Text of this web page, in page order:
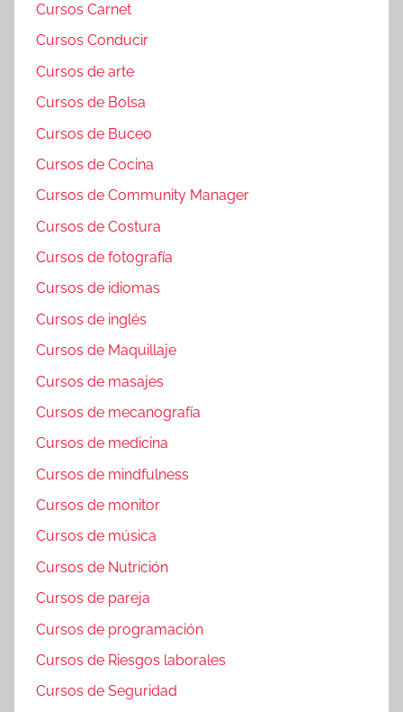
Cursos Carnet
Cursos Conducir
Cursos de arte
Cursos de Bolsa
Cursos de Buceo
Cursos de Cocina
Cursos de Community Manager
Cursos de Costura
Cursos de fotografía
Cursos de idiomas
Cursos de inglés
Cursos de Maquillaje
Cursos de masajes
Cursos de mecanografía
Cursos de medicina
Cursos de mindfulness
Cursos de monitor
Cursos de música
Cursos de Nutrición
Cursos de pareja
Cursos de programación
Cursos de Riesgos laborales
Cursos de Seguridad